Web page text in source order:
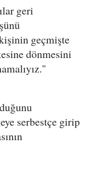
geri
geçmişte
dönmesini
serbestçe girip